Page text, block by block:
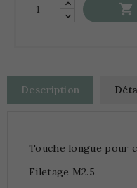

Description
Touche longue pour
Filetage M2.5